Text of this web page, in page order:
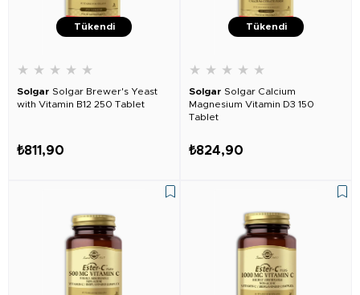
Tükendi
★ ★ ★ ★ ★
Solgar Solgar Brewer's Yeast
with Vitamin B12 250 Tablet
₺811,90
Tükendi
★ ★ ★ ★ ★
Solgar Solgar Calcium
Magnesium Vitamin D3 150
Tablet
₺824,90